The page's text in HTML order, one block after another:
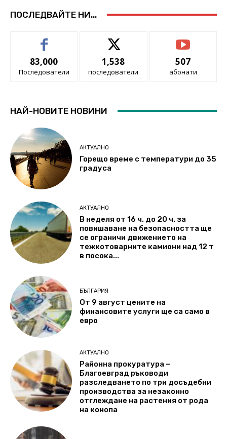
ПОСЛЕДВАЙТЕ НИ...
83,000
Последователи
1,538
последователи
507
абонати
НАЙ-НОВИТЕ НОВИНИ
АКТУАЛНО
Горещо време с температури до 35
градуса
АКТУАЛНО
В неделя от 16 ч. до 20 ч. за
повишаване на безопасността ще
се ограничи движението на
тежкотоварните камиони над 12 т
в посока...
БЪЛГАРИЯ
От 9 август цените на
финансовите услуги ще са само в
евро
АКТУАЛНО
Районна прокуратура –
Благоевград ръководи
разследването по три досъдебни
производства за незаконно
отглеждане на растения от рода
на конопа